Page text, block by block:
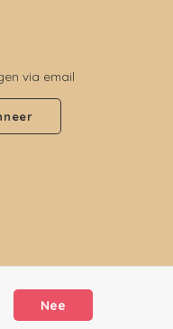
via email
Nee